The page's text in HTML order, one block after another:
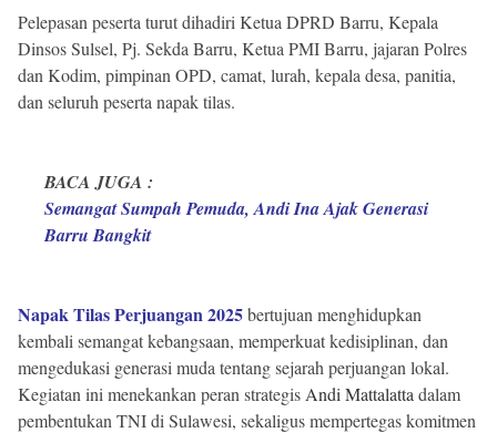
Pelepasan peserta turut dihadiri Ketua DPRD Barru, Kepala
Dinsos Sulsel, Pj. Sekda Barru, Ketua PMI Barru, jajaran Polres
dan Kodim, pimpinan OPD, camat, lurah, kepala desa, panitia,
dan seluruh peserta napak tilas.
BACA JUGA :
Semangat Sumpah Pemuda, Andi Ina Ajak Generasi
Barru Bangkit
Napak Tilas Perjuangan 2025bertujuan menghidupkan
kembali semangat kebangsaan, memperkuat kedisiplinan, dan
mengedukasi generasi muda tentang sejarah perjuangan lokal.
Kegiatan ini menekankan peran strategis Andi Mattalatta dalam
pembentukan TNI di Sulawesi, sekaligus mempertegas komitmen